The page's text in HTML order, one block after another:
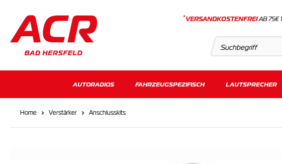
*VERSANDKOSTENFREIAB 75€
Artikel
AUTORADIOS FAHRZEUGSPEZIFISCH LAUTSPRECHER
Home Verstärker Anschlusskits